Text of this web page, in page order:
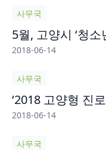
사무국
5월, 고양시 ‘청
2018-06-14
사무국
‘2018 고양형 진
2018-06-14
사무국